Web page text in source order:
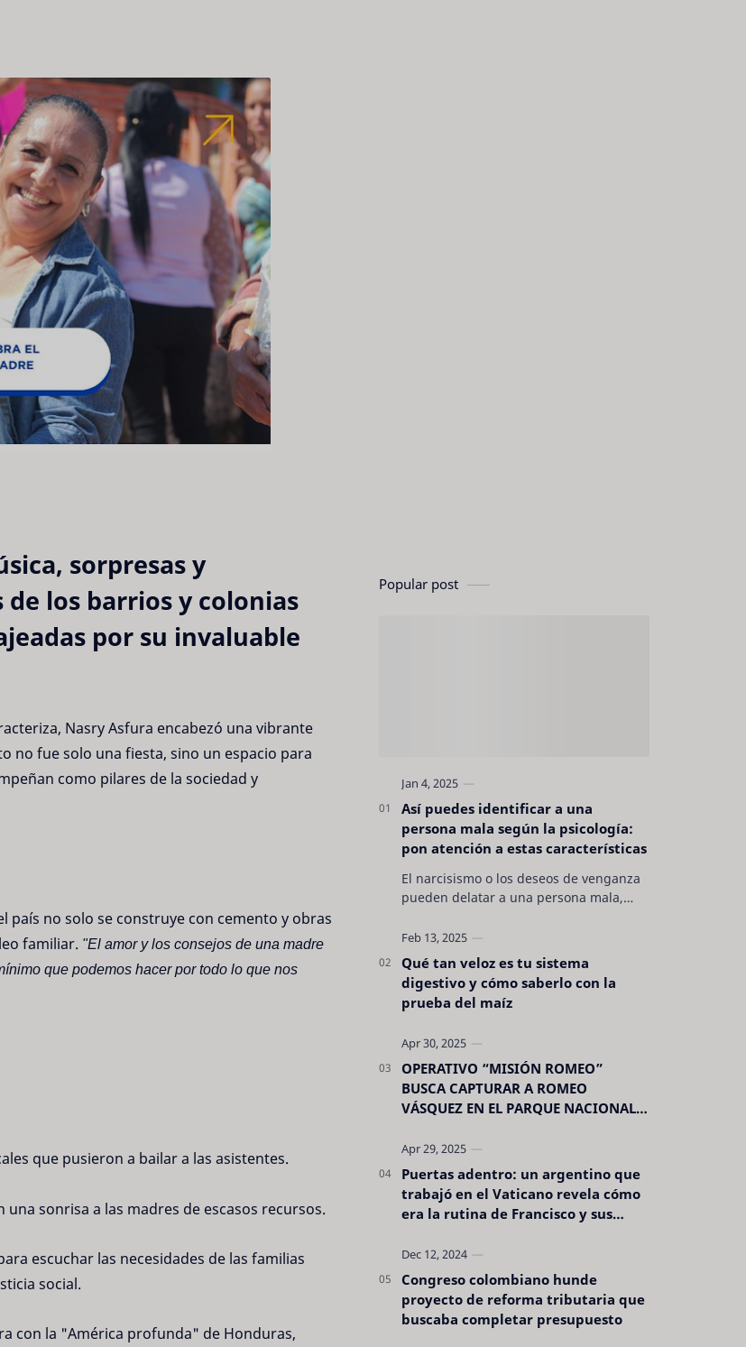
sorpresas y
los barrios y colonias
por su invaluable
Nasry Asfura encabezó una vibrante
no fue solo una fiesta, sino un espacio para
como pilares de la sociedad y
no solo se construye con cemento y obras
familiar. "El amor y los consejos de una madre
que podemos hacer por todo lo que nos
que pusieron a bailar a las asistentes.
una sonrisa a las madres de escasos recursos.
escuchar las necesidades de las familias
social.
con la "América profunda" de Honduras,
Popular post
Así puedes identificar a una
persona mala según la psicología:
pon atención a estas características
El narcisismo o los deseos de venganza
pueden delatar a una persona mala,
evidentes. Conocerlas puede pro…
Qué tan veloz es tu sistema
digestivo y cómo saberlo con la
prueba del maíz
OPERATIVO “MISIÓN ROMEO”
BUSCA CAPTURAR A ROMEO
VÁSQUEZ EN EL PARQUE NACIONAL
Puertas adentro: un argentino que
trabajó en el Vaticano revela cómo
era la rutina de Francisco y sus
Congreso colombiano hunde
proyecto de reforma tributaria que
buscaba completar presupuesto